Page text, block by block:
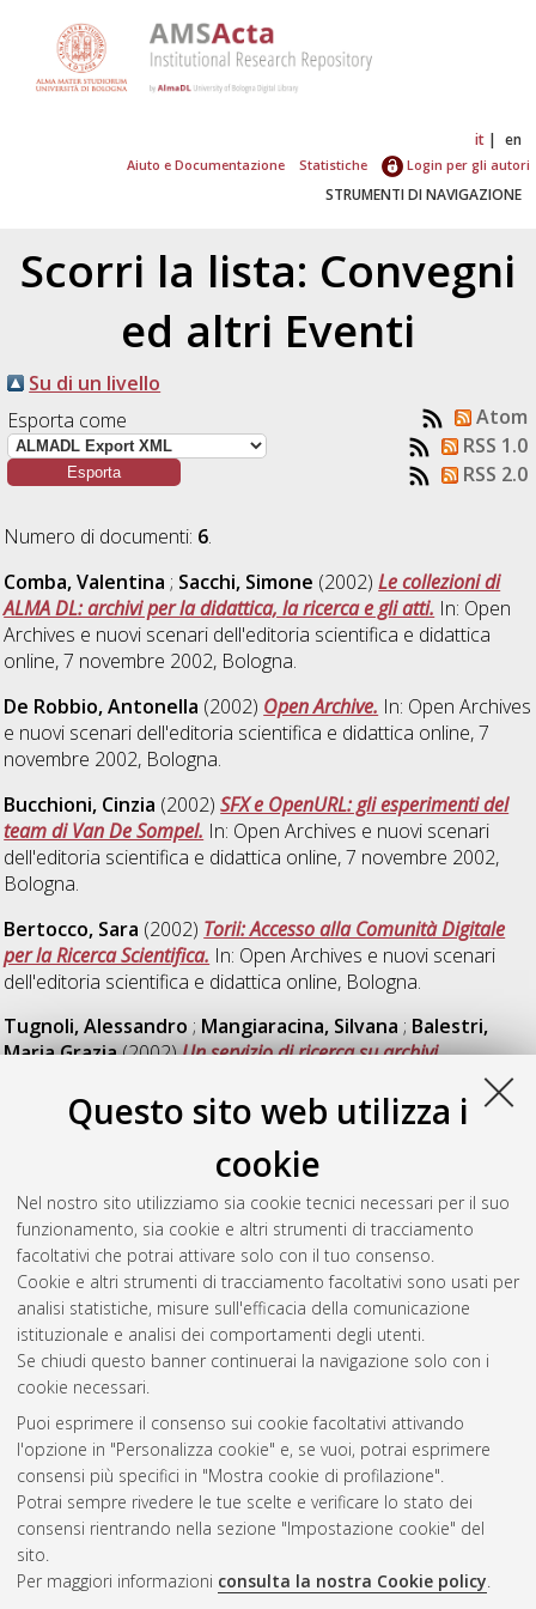
Questo sito web utilizza i
cookie
Nel nostro sito utilizziamo sia cookie tecnici necessari per il suo
funzionamento, sia cookie e altri strumenti di tracciamento
facoltativi che potrai attivare solo con il tuo consenso.
Cookie e altri strumenti di tracciamento facoltativi sono usati per
analisi statistiche, misure sull'efficacia della comunicazione
istituzionale e analisi dei comportamenti degli utenti.
Se chiudi questo banner continuerai la navigazione solo con i
cookie necessari.
Puoi esprimere il consenso sui cookie facoltativi attivando
l'opzione in "Personalizza cookie" e, se vuoi, potrai esprimere
consensi più specifici in "Mostra cookie di profilazione".
Potrai sempre rivedere le tue scelte e verificare lo stato dei
consensi rientrando nella sezione "Impostazione cookie" del
sito.
Per maggiori informazioni consulta la nostra Cookie policy.
it en
Aiuto e Documentazione Statistiche Login per gli autori
STRUMENTI DI NAVIGAZIONE
Scorri la lista: Convegni
ed altri Eventi
Su di un livello
Esporta come
Atom
RSS 1.0
RSS 2.0
Numero di documenti: 6.
Comba, Valentina ; Sacchi, Simone (2002)Le collezioni di
ALMA DL: archivi per la didattica, la ricerca e gli atti. In: Open
Archives e nuovi scenari dell'editoria scientifica e didattica
online, 7 novembre 2002, Bologna.
De Robbio, Antonella (2002) Open Archive. In: Open Archives
e nuovi scenari dell'editoria scientifica e didattica online, 7
novembre 2002, Bologna.
Bucchioni, Cinzia (2002)SFX e OpenURL: gli esperimenti del
team di Van De Sompel. In: Open Archives e nuovi scenari
dell'editoria scientifica e didattica online, 7 novembre 2002,
Bologna.
Bertocco, Sara (2002) Torii: Accesso alla Comunità Digitale
per la Ricerca Scientifica. In: Open Archives e nuovi scenari
dell'editoria scientifica e didattica online, Bologna.
Tugnoli, Alessandro ; Mangiaracina, Silvana ; Balestri,
Maria Grazia(2002)Un servizio di ricerca su archivi
In: Open Archives e
nuovi scenari dell'editoria scientifica e didattica online, 7
novembre 2002, Bologna.
Castelli, Donatella
infrastruttura di Biblioteca Digitale di supporto alla
divulgazione Scientifica.In: Open Archives e nuovi scenari
dell'editoria scientifica e didattica online, 7 novembre 2002,
Bologna.
Questa lista e' stata generata ilSat Aug 8 20:33:14 2026
CEST
Atom
Rss
AMS Acta
ISSN: 2038-7954
re3data.org -
doi.org/10.17616/R3P19R
Servizio implementato e
Impostazioni Cookie